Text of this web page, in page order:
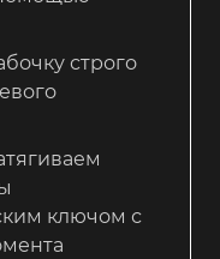
строго
ключом с